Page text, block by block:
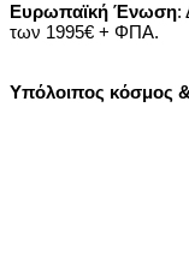
Ευρωπαϊκή Ένωση:
των 1995€ + ΦΠΑ.
Υπόλοιπος κόσμος